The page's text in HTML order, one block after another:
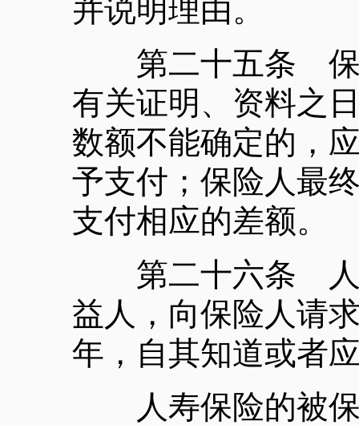
并说明理由。
第二十五条 保险
有关证明、资料之
数额不能确定的，
予支付；保险人最
支付相应的差额。
第二十六条 人寿
益人，向保险人请
年，自其知道或者
人寿保险的被保